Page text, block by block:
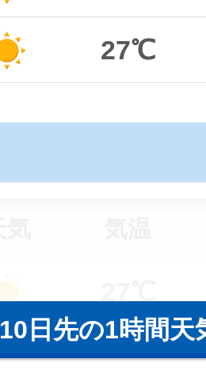
27℃
10日先の1時間天